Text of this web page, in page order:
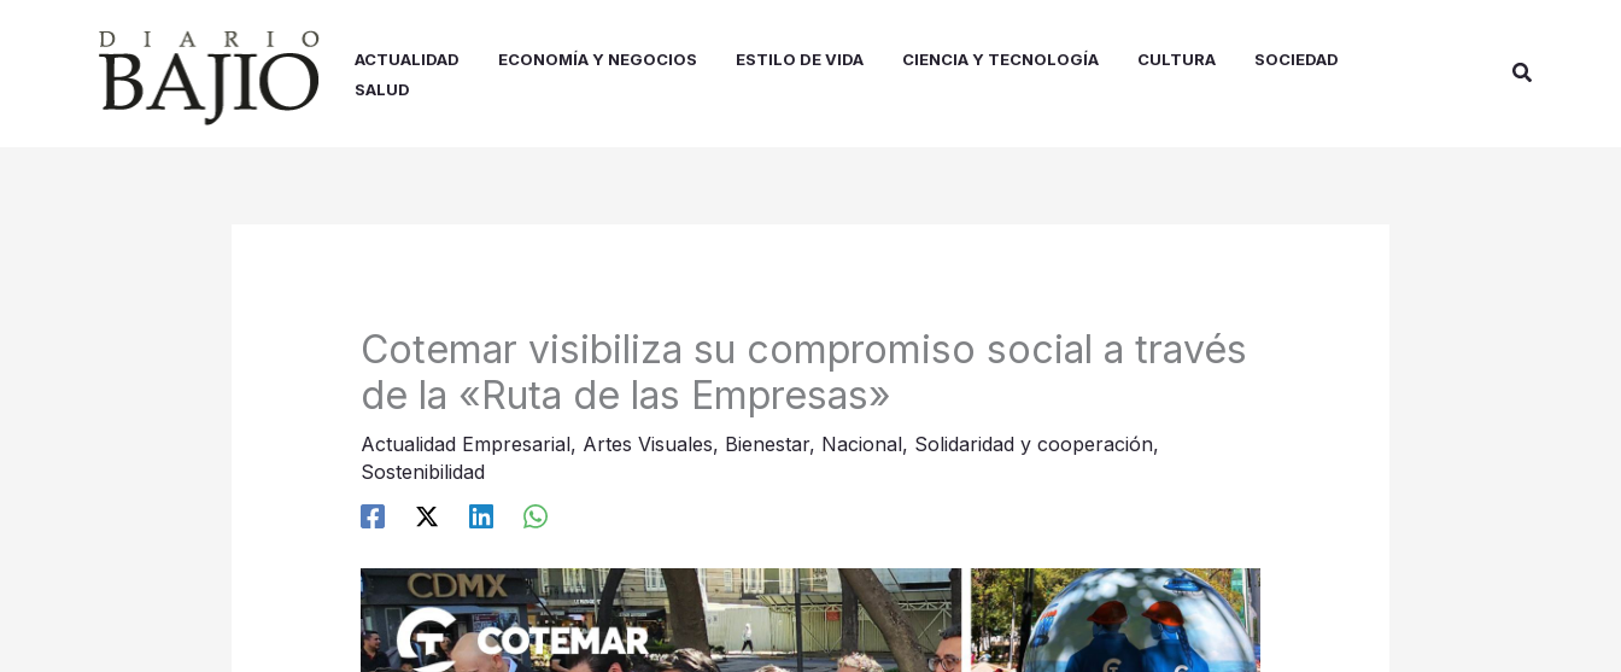
ACTUALIDAD ECONOMÍA Y NEGOCIOS ESTILO DE VIDA CIENCIA Y TECNOLOGÍA CULTURA
SOCIEDAD
SALUD
Buscar
Cotemar visibiliza su compromiso social a través
de la «Ruta de las Empresas»
Actualidad Empresarial, Artes Visuales, Bienestar, Nacional, Solidaridad y cooperación,
Sostenibilidad